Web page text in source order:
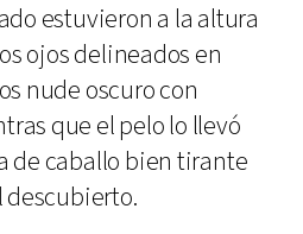
estuvieron a la altura
ojos delineados en
nude oscuro con
que el pelo lo llevó
de caballo bien tirante
descubierto.